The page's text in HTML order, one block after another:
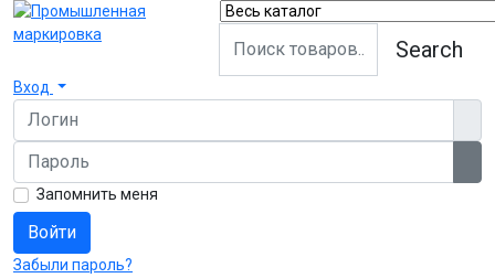
Search
Вход
Логин
Пароль
Запомнить меня
Войти
Забыли пароль?